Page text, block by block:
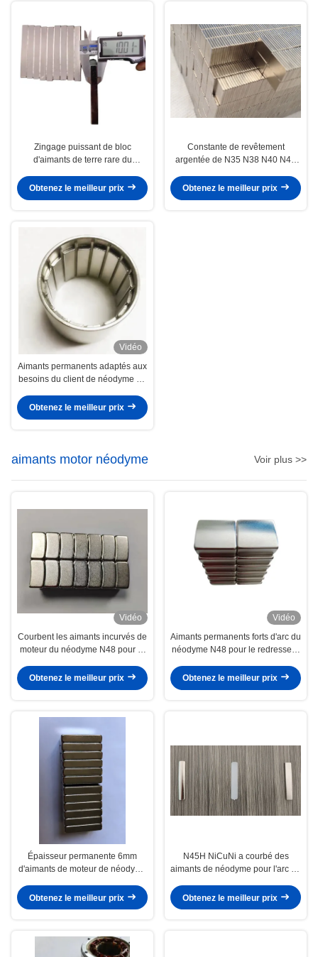
Zingage puissant de bloc
d'aimants de terre rare du
Obtenez le meilleur prix
Constante de revêtement
argentée de N35 N38 N40 N42
de Ndfeb de bloc fort superbe
Obtenez le meilleur prix
Vidéo
Aimants permanents adaptés aux
besoins du client de néodyme de
générateur/moteur
Obtenez le meilleur prix
aimants motor néodyme Voir plus >>
Vidéo
Courbent les aimants incurvés de
moteur du néodyme N48 pour le
millimètre de BLDC
Obtenez le meilleur prix
Vidéo
Aimants permanents forts d'arc du
néodyme N48 pour le redresseur
Obtenez le meilleur prix
Épaisseur permanente 6mm
d'aimants de moteur de néodyme
Obtenez le meilleur prix
N45H NiCuNi a courbé des
aimants de néodyme pour l'arc de
58X9.95X3mm
Obtenez le meilleur prix